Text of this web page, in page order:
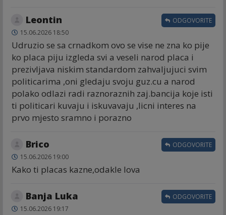
Leontin
15.06.2026 18:50
Udruzio se sa crnadkom ovo se vise ne zna ko pije
ko placa piju izgleda svi a veseli narod placa i
prezivljava niskim standardom zahvaljujuci svim
politicarima ,oni gledaju svoju guz.cu a narod
polako odlazi radi raznoraznih zaj.bancija koje isti
ti politicari kuvaju i iskuvavaju ,licni interes na
prvo mjesto sramno i porazno
ODGOVORITE
Brico
15.06.2026 19:00
Kako ti placas kazne,odakle lova
ODGOVORITE
Banja Luka
15.06.2026 19:17
ODGOVORITE